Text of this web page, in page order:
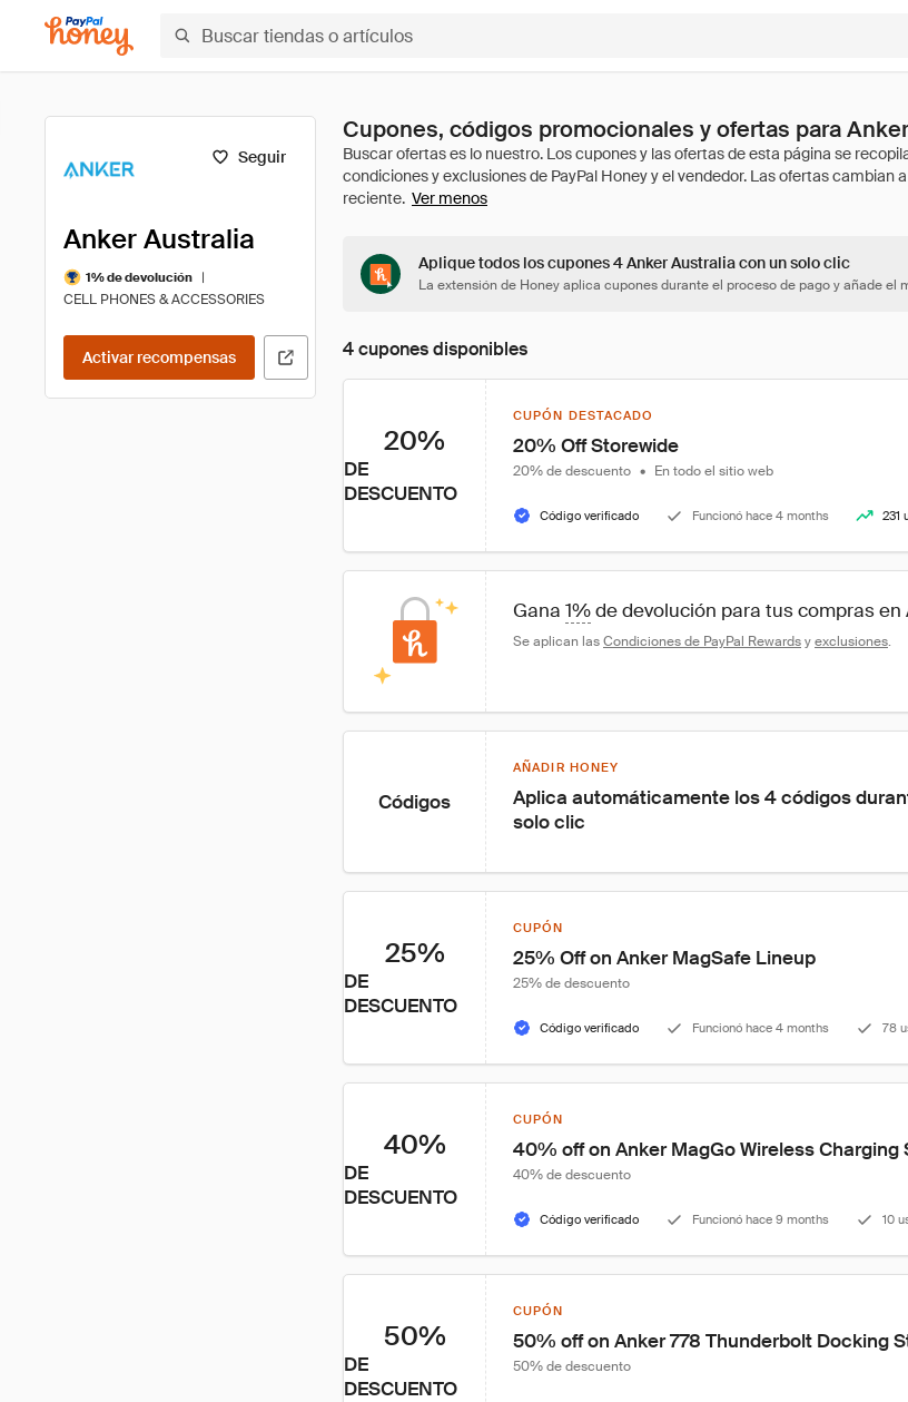
Seguir
Anker Australia
1% de devolución
|
CELL PHONES & ACCESSORIES
Activar recompensas
Cupones, códigos promocionales y ofertas para
Ver menos
Aplique todos los cupones 4 Anker Australia con un solo clic
La extensión de Honey aplica cupones durante el proceso de pago y añade el
4 cupones disponibles
20%
DE
DESCUENTO
CUPÓN DESTACADO
20% Off Storewide
20% de descuento • En todo el sitio web
Código verificado Funcionó hace 4 months 231
Gana 1% de devolución para tus compras en
Se aplican las Condiciones de PayPal Rewards y exclusiones.
Códigos
AÑADIR HONEY
Aplica automáticamente los 4 códigos
solo clic
25%
DE
DESCUENTO
CUPÓN
25% Off on Anker MagSafe Lineup
25% de descuento
Código verificado Funcionó hace 4 months 78
40%
DE
DESCUENTO
CUPÓN
40% off on Anker MagGo Wireless Charging
40% de descuento
Código verificado Funcionó hace 9 months 10
50%
DE
DESCUENTO
CUPÓN
50% off on Anker 778 Thunderbolt Docking
50% de descuento